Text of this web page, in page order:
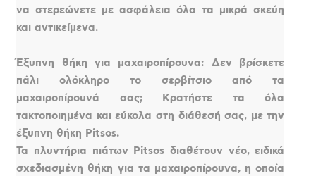
να στερεώνετε με ασφάλεια όλα τα μικρά σκεύη
και αντικείμενα.
Έξυπνη θήκη για μαχαιροπίρουνα: Δεν βρίσκετε
πάλι ολόκληρο το σερβίτσιο από τα
μαχαιροπίρουνά σας; Κρατήστε τα όλα
τακτοποιημένα και εύκολα στη διάθεσή σας, με την
έξυπνη θήκη Pitsos.
Τα πλυντήρια πιάτων Pitsos διαθέτουν νέο, ειδικά
σχεδιασμένη θήκη για τα μαχαιροπίρουνα, η οποία